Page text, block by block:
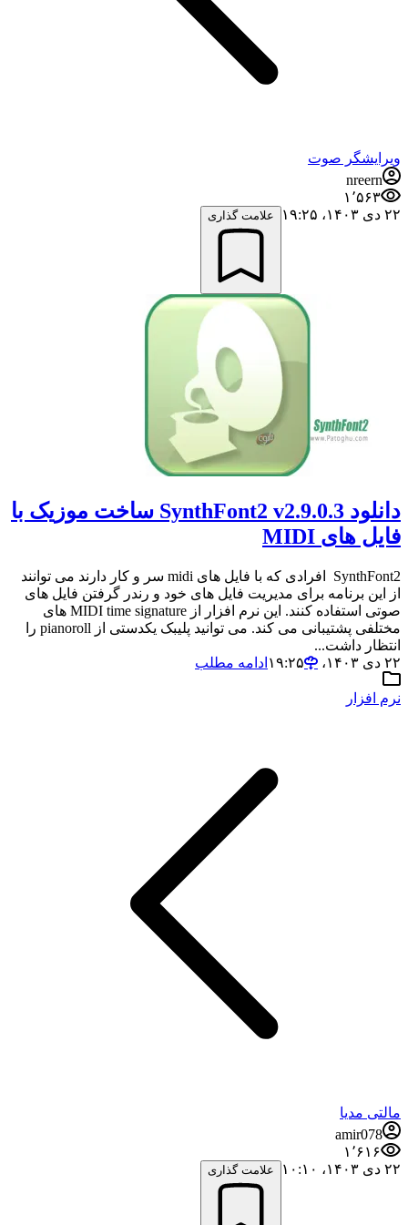
ویرایشگر صوت
nreern
۱٬۵۶۳
۲۲ دی ۱۴۰۳،‏ ۱۹:۲۵
علامت گذاری
دانلود SynthFont2 v2.9.0.3 ساخت موزیک با
فایل های MIDI
SynthFont2 افرادی که با فایل های midi سر و کار دارند می توانند
از این برنامه برای مدیریت فایل های خود و رندر گرفتن فایل های
صوتی استفاده کنند. این نرم افزار از MIDI time signature های
مختلفی پشتیبانی می کند. می توانید پلیبک یکدستی از pianoroll را
انتظار داشت...
۲۲ دی ۱۴۰۳،‏ ۱۹:۲۵
ادامه مطلب
نرم افزار
مالتی مدیا
amir078
۱٬۶۱۶
۲۲ دی ۱۴۰۳،‏ ۱۰:۱۰
علامت گذاری